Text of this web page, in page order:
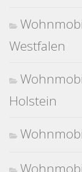
Westfalen
Holstein